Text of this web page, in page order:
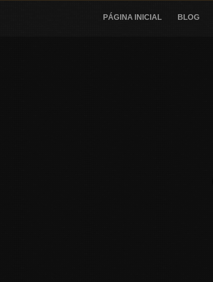
PÁGINA INICIAL BLOG